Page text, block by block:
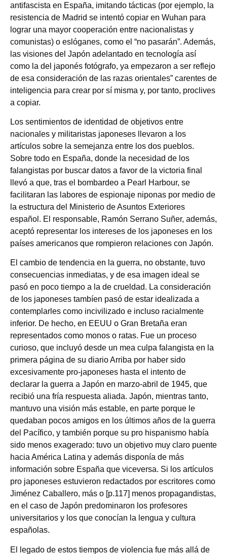
antifascista en España, imitando tácticas (por ejemplo, la
resistencia de Madrid se intentó copiar en Wuhan para
lograr una mayor cooperación entre nacionalistas y
comunistas) o eslóganes, como el “no pasarán”. Además,
las visiones del Japón adelantado en tecnología así
como la del japonés fotógrafo, ya empezaron a ser reflejo
de esa consideración de las razas orientales” carentes de
inteligencia para crear por sí misma y, por tanto, proclives
a copiar.
Los sentimientos de identidad de objetivos entre
nacionales y militaristas japoneses llevaron a los
artículos sobre la semejanza entre los dos pueblos.
Sobre todo en España, donde la necesidad de los
falangistas por buscar datos a favor de la victoria final
llevó a que, tras el bombardeo a Pearl Harbour, se
facilitaran las labores de espionaje niponas por medio de
la estructura del Ministerio de Asuntos Exteriores
español. El responsable, Ramón Serrano Suñer, además,
aceptó representar los intereses de los japoneses en los
países americanos que rompieron relaciones con Japón.
El cambio de tendencia en la guerra, no obstante, tuvo
consecuencias inmediatas, y de esa imagen ideal se
pasó en poco tiempo a la de crueldad. La consideración
de los japoneses tambíen pasó de estar idealizada a
contemplarles como incivilizado e incluso racialmente
inferior. De hecho, en EEUU o Gran Bretaña eran
representados como monos o ratas. Fue un proceso
curioso, que incluyó desde un mea culpa falangista en la
primera página de su diario Arriba por haber sido
excesivamente pro-japoneses hasta el intento de
declarar la guerra a Japón en marzo-abril de 1945, que
recibió una fría respuesta aliada. Japón, mientras tanto,
mantuvo una visión más estable, en parte porque le
quedaban pocos amigos en los últimos años de la guerra
del Pacífico, y también porque su pro hispanismo había
sido menos exagerado: tuvo un objetivo muy claro puente
hacia América Latina y además disponía de más
información sobre España que viceversa. Si los artículos
pro japoneses estuvieron redactados por escritores como
Jiménez Caballero, más o [p.117] menos propagandistas,
en el caso de Japón predominaron los profesores
universitarios y los que conocían la lengua y cultura
españolas.
El legado de estos tiempos de violencia fue más allá de